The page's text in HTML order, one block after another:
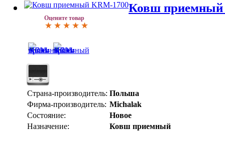
Оцените товар
Ковш приемный
Страна-производитель: Польша
Фирма-производитель: Michalak
Состояние:
Новое
Назначение:
Ковш приемный